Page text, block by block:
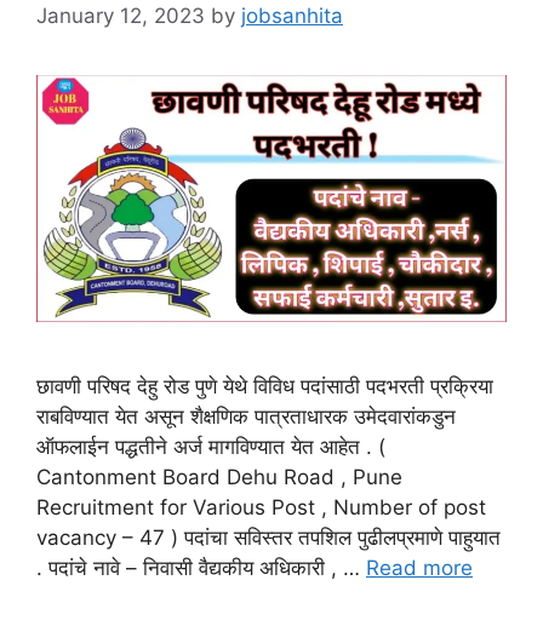
January 12, 2023 by jobsanhita
छावणी परिषद देहु रोड पुणे येथे विविध पदांसाठी पदभरती प्रक्रिया
राबविण्यात येत असून शैक्षणिक पात्रताधारक उमेदवारांकडुन
ऑफलाईन पद्धतीने अर्ज मागविण्यात येत आहेत . (
Cantonment Board Dehu Road , Pune
Recruitment for Various Post , Number of post
vacancy – 47 ) पदांचा सविस्तर तपशिल पुढीलप्रमाणे पाहुयात
. पदांचे नावे – निवासी वैद्यकीय अधिकारी , … Read more